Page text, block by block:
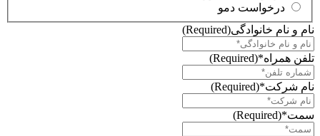
درخواست دمو
نام و نام خانوادگی(Required)
تلفن همراه*(Required)
نام شرکت*(Required)
سمت*(Required)